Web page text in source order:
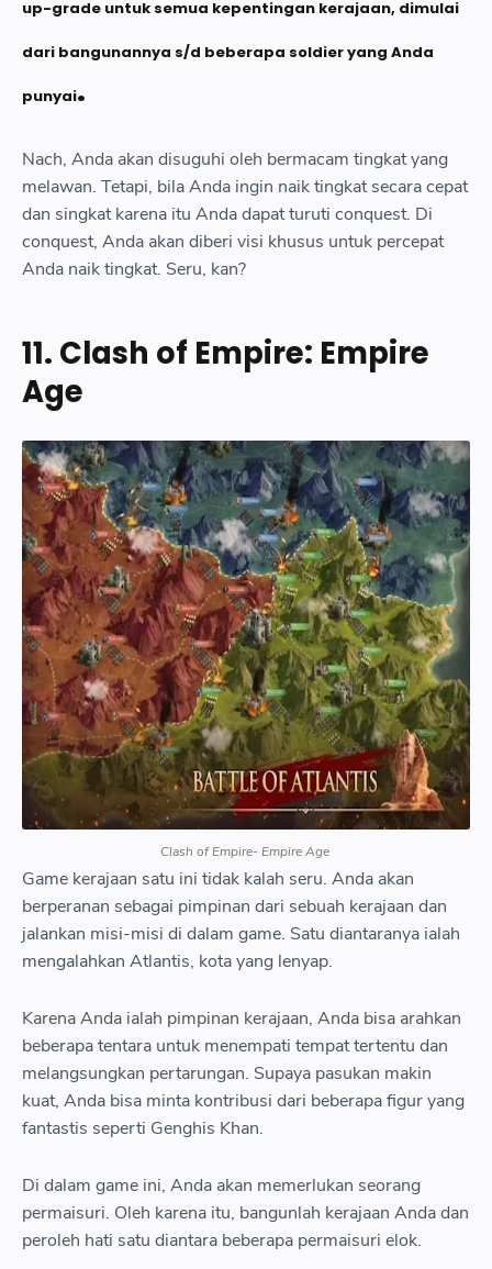
up-grade untuk semua kepentingan kerajaan, dimulai
dari bangunannya s/d beberapa soldier yang Anda
punyai.
Nach, Anda akan disuguhi oleh bermacam tingkat yang
melawan. Tetapi, bila Anda ingin naik tingkat secara cepat
dan singkat karena itu Anda dapat turuti conquest. Di
conquest, Anda akan diberi visi khusus untuk percepat
Anda naik tingkat. Seru, kan?
11. Clash of Empire: Empire
Age
Clash of Empire- Empire Age
Game kerajaan satu ini tidak kalah seru. Anda akan
berperanan sebagai pimpinan dari sebuah kerajaan dan
jalankan misi-misi di dalam game. Satu diantaranya ialah
mengalahkan Atlantis, kota yang lenyap.
Karena Anda ialah pimpinan kerajaan, Anda bisa arahkan
beberapa tentara untuk menempati tempat tertentu dan
melangsungkan pertarungan. Supaya pasukan makin
kuat, Anda bisa minta kontribusi dari beberapa figur yang
fantastis seperti Genghis Khan.
Di dalam game ini, Anda akan memerlukan seorang
permaisuri. Oleh karena itu, bangunlah kerajaan Anda dan
peroleh hati satu diantara beberapa permaisuri elok.